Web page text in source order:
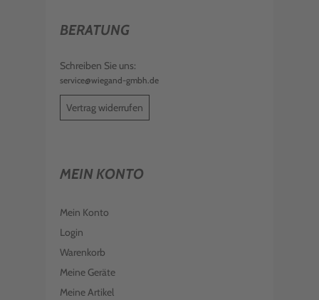
BERATUNG
Schreiben Sie uns:
service@wiegand-gmbh.de
Vertrag widerrufen
MEIN KONTO
Mein Konto
Login
Warenkorb
Meine Geräte
Meine Artikel